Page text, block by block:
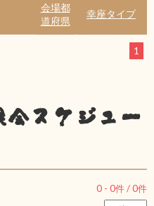
会場都
道府県
幸座タイプ
1
会スケジュー
0 - 0件 /0件